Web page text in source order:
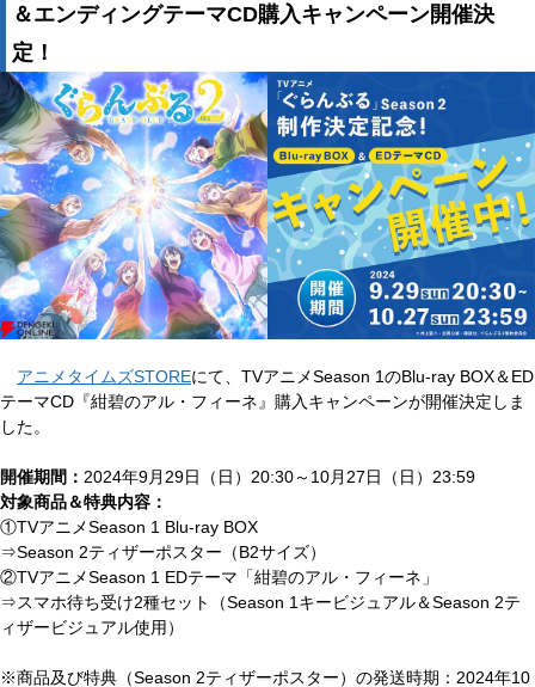
＆エンディングテーマCD購入キャンペーン開催決
定！
アニメタイムズSTOREにて、TVアニメSeason 1のBlu-ray BOX＆ED
テーマCD『紺碧のアル・フィーネ』購入キャンペーンが開催決定しま
した。
開催期間： 2024年9月29日（日）20:30～10月27日（日）23:59
対象商品＆特典内容：
①TVアニメSeason 1 Blu-ray BOX
⇒Season 2ティザーポスター（B2サイズ）
②TVアニメSeason 1 EDテーマ「紺碧のアル・フィーネ」
⇒スマホ待ち受け2種セット（Season 1キービジュアル＆Season 2テ
ィザービジュアル使用）
※商品及び特典（Season 2ティザーポスター）の発送時期：2024年10